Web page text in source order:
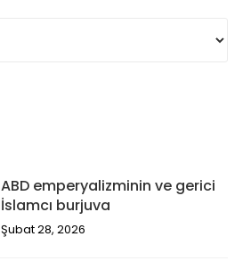
ABD emperyalizminin ve gerici
İslamcı burjuva
Şubat 28, 2026